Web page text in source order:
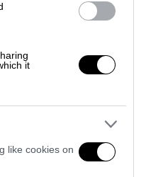
it
like cookies on
να